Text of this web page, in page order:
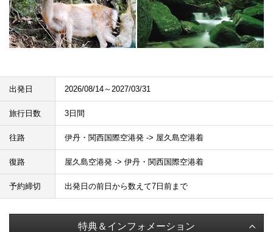
出発日 2026/08/14～2027/03/31
旅行日数 3日間
往路 伊丹・関西国際空港発 -> 屋久島空港着
復路 屋久島空港発 -> 伊丹・関西国際空港着
予約締切 出発日の前日から数えて7日前まで
特典＆インフォメーション